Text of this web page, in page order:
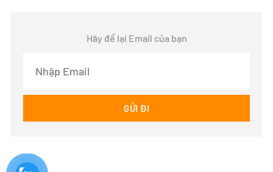
Hãy để lại Email của bạn
GỬI ĐI